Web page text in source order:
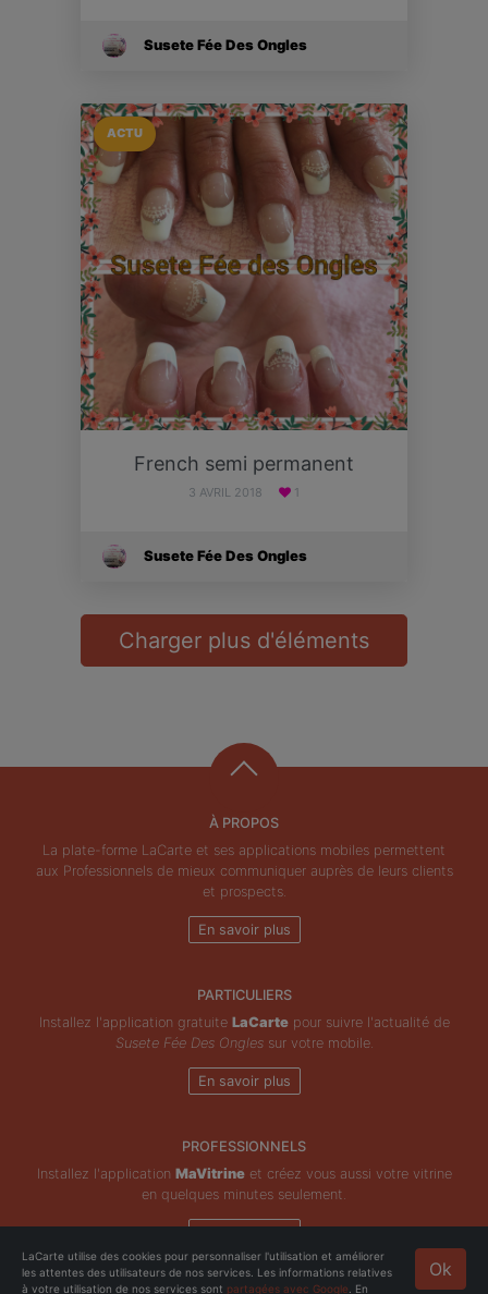
Susete Fée Des Ongles
ACTU
French semi permanent
3 AVRIL 2018 1
Susete Fée Des Ongles
Charger plus d'éléments
À PROPOS
La plate-forme LaCarte et ses applications mobiles permettent
aux Professionnels de mieux communiquer auprès de leurs clients
et prospects.
En savoir plus
PARTICULIERS
Installez l'application gratuite LaCartepour suivre l'actualité de
Susete Fée Des Onglessur votre mobile.
En savoir plus
PROFESSIONNELS
Installez l'application MaVitrineet créez vous aussi votre vitrine
en quelques minutes seulement.
En savoir plus
Copyright © ZeMAP 2026 - Tous droits réservés. Ok
LaCarte utilise des cookies pour personnaliser l'utilisation et améliorer
les attentes des utilisateurs de nos services. Les informations relatives
à votre utilisation de nos services sont partagées avec Google . En